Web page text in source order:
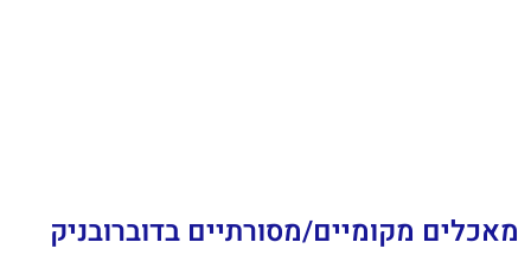
מאכלים מקומיים/מסורתיים בדוברובניק